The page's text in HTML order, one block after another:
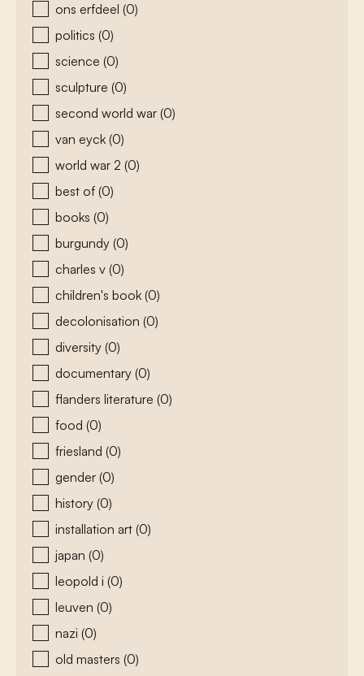
ons erfdeel (0)
politics (0)
science (0)
sculpture (0)
second world war (0)
van eyck (0)
world war 2 (0)
best of (0)
books (0)
burgundy (0)
charles v (0)
children's book (0)
decolonisation (0)
diversity (0)
documentary (0)
flanders literature (0)
food (0)
friesland (0)
gender (0)
history (0)
installation art (0)
japan (0)
leopold i (0)
leuven (0)
nazi (0)
old masters (0)